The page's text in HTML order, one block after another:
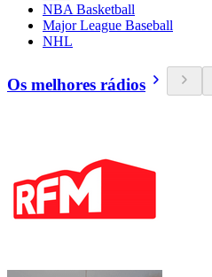
NBA Basketball
Major League Baseball
NHL
Os melhores rádios